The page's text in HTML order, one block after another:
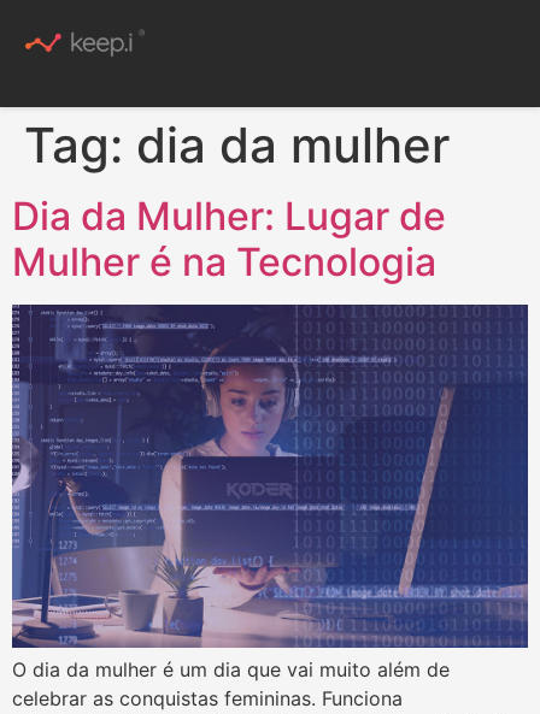
Tag: dia da mulher
Dia da Mulher: Lugar de
Mulher é na Tecnologia
O dia da mulher é um dia que vai muito além de
celebrar as conquistas femininas. Funciona